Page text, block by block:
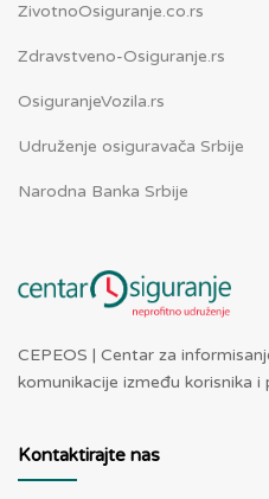
ZivotnoOsiguranje.co.rs
Zdravstveno-Osiguranje.rs
OsiguranjeVozila.rs
Udruženje osiguravača Srbije
Narodna Banka Srbije
CEPEOS | Centar za
komunikacije između korisnika i
Kontaktirajte nas